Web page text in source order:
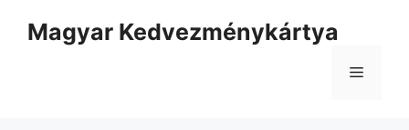
Magyar Kedvezménykártya
Menü